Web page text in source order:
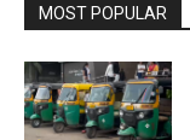
MOST POPULAR